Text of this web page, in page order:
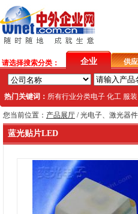
请选择搜索分类： 企业 供应
热门关键词： 所有行业分类电子 化工 服装
您当前位置： 产品展厅 /光电子、激光器件
蓝光贴片LED